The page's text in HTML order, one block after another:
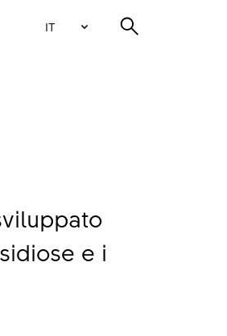
IT
e i